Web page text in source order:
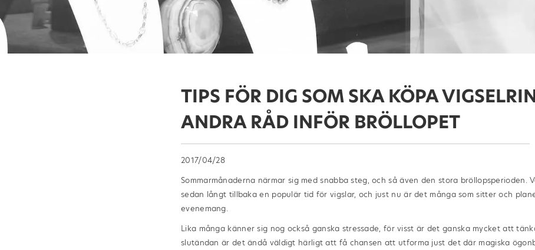
TIPS FÖR DIG SOM SKA KÖPA
ANDRA RÅD INFÖR BRÖLLOPET
2017/04/28
Sommarmånaderna närmar sig med snabba steg, och så även den stora bröllopsperioden.
sedan långt tillbaka en populär tid för vigslar, och just nu är det många som sitter och
evenemang.
Lika många känner sig nog också ganska stressade, för visst är det ganska mycket att
slutändan är det ändå väldigt härligt att få chansen att utforma just det där magiska